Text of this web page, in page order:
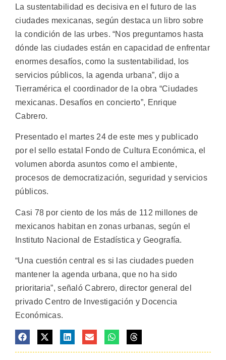
La sustentabilidad es decisiva en el futuro de las
ciudades mexicanas, según destaca un libro sobre
la condición de las urbes.“Nos preguntamos hasta
dónde las ciudades están en capacidad de enfrentar
enormes desafíos, como la sustentabilidad, los
servicios públicos, la agenda urbana”, dijo a
Tierramérica el coordinador de la obra “Ciudades
mexicanas. Desafíos en concierto”, Enrique
Cabrero.
Presentado el martes 24 de este mes y publicado
por el sello estatal Fondo de Cultura Económica, el
volumen aborda asuntos como el ambiente,
procesos de democratización, seguridad y servicios
públicos.
Casi 78 por ciento de los más de 112 millones de
mexicanos habitan en zonas urbanas, según el
Instituto Nacional de Estadística y Geografía.
“Una cuestión central es si las ciudades pueden
mantener la agenda urbana, que no ha sido
prioritaria”, señaló Cabrero, director general del
privado Centro de Investigación y Docencia
Económicas.